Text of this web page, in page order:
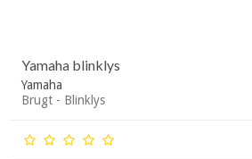
Yamaha blinklys
Yamaha
Brugt - Blinklys